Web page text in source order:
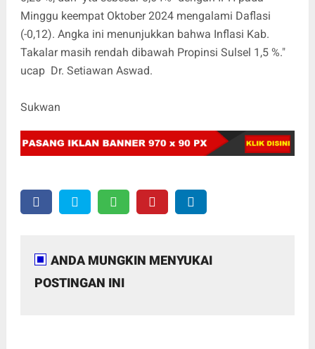
Minggu keempat Oktober 2024 mengalami Daflasi
(-0,12). Angka ini menunjukkan bahwa Inflasi Kab.
Takalar masih rendah dibawah Propinsi Sulsel 1,5 %."
ucap Dr. Setiawan Aswad.
Sukwan
ANDA MUNGKIN MENYUKAI
POSTINGAN INI